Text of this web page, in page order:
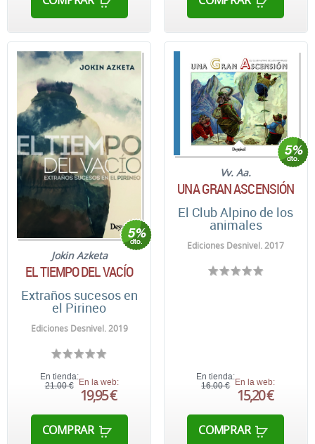
Jokin Azketa
EL TIEMPO DEL VACÍO
Extraños sucesos en
el Pirineo
Ediciones Desnivel. 2019
En tienda:
21,00 € En la web:
19,95 €
COMPRAR
Vv. Aa.
UNA GRAN ASCENSIÓN
El Club Alpino de los
animales
Ediciones Desnivel. 2017
En tienda:
16,00 € En la web:
15,20 €
COMPRAR